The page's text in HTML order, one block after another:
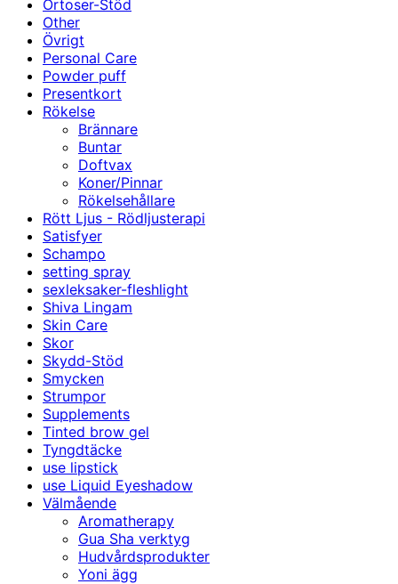
Ortoser-Stöd
Other
Övrigt
Personal Care
Powder puff
Presentkort
Rökelse
Brännare
Buntar
Doftvax
Koner/Pinnar
Rökelsehållare
Rött Ljus - Rödljusterapi
Satisfyer
Schampo
setting spray
sexleksaker-fleshlight
Shiva Lingam
Skin Care
Skor
Skydd-Stöd
Smycken
Strumpor
Supplements
Tinted brow gel
Tyngdtäcke
use lipstick
use Liquid Eyeshadow
Välmående
Aromatherapy
Gua Sha verktyg
Hudvårdsprodukter
Yoni ägg